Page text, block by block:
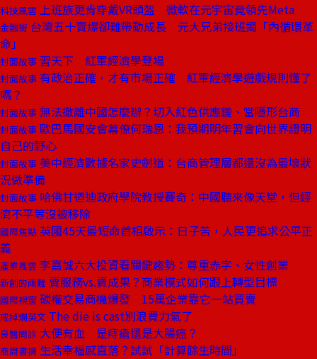
科技風雲 上班族更肯穿戴VR頭盔 微軟在元宇宙竟領先Meta
金融街 台灣五十賣爆卻難帶動成長 元大兄弟接班揭「內循環革
命」
封面故事 習天下 紅軍經濟學登場
封面故事 有政治正確，才有市場正確 紅軍經濟學遊戲規則懂了
嗎？
封面故事 無法撤離中國怎麼辦？切入紅色供應鏈、當隱形台商
封面故事 歐巴馬國安會幕僚何瑞恩：我預期明年習會向世界證明
自己的野心
封面故事 美中經濟數據名家史劍道：台商管理層都還沒為最壞狀
況做準備
封面故事 哈佛甘迺迪政府學院教授賽奇：中國聽來像天堂，但經
濟不平等沒被移除
國際焦點 英國45天最短命首相啟示：日子苦，人民更追求公平正
義
產業風雲 李嘉誠六大投資看關鍵趨勢：尊重赤字、女性創業
新創的兩難 賣服務vs.賣成果？商業模式如何跟上轉型目標
國際視窗 碳權交易商機爆發 15萬企業靠它一站買賣
戒掉爛英文 The die is cast別浪費力氣了
良醫問診 大便有血 是痔瘡還是大腸癌？
商周書摘 生活幸福感直落？試試「計算餘生時間」